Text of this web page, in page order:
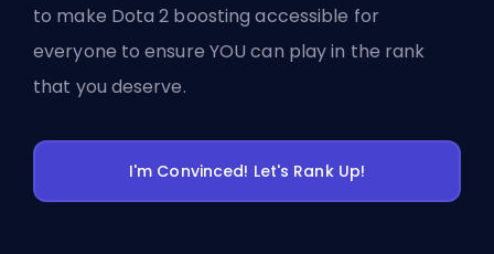
to make Dota 2 boosting accessible for
everyone to ensure YOU can play in the rank
that you deserve.
I'm Convinced! Let's Rank Up!